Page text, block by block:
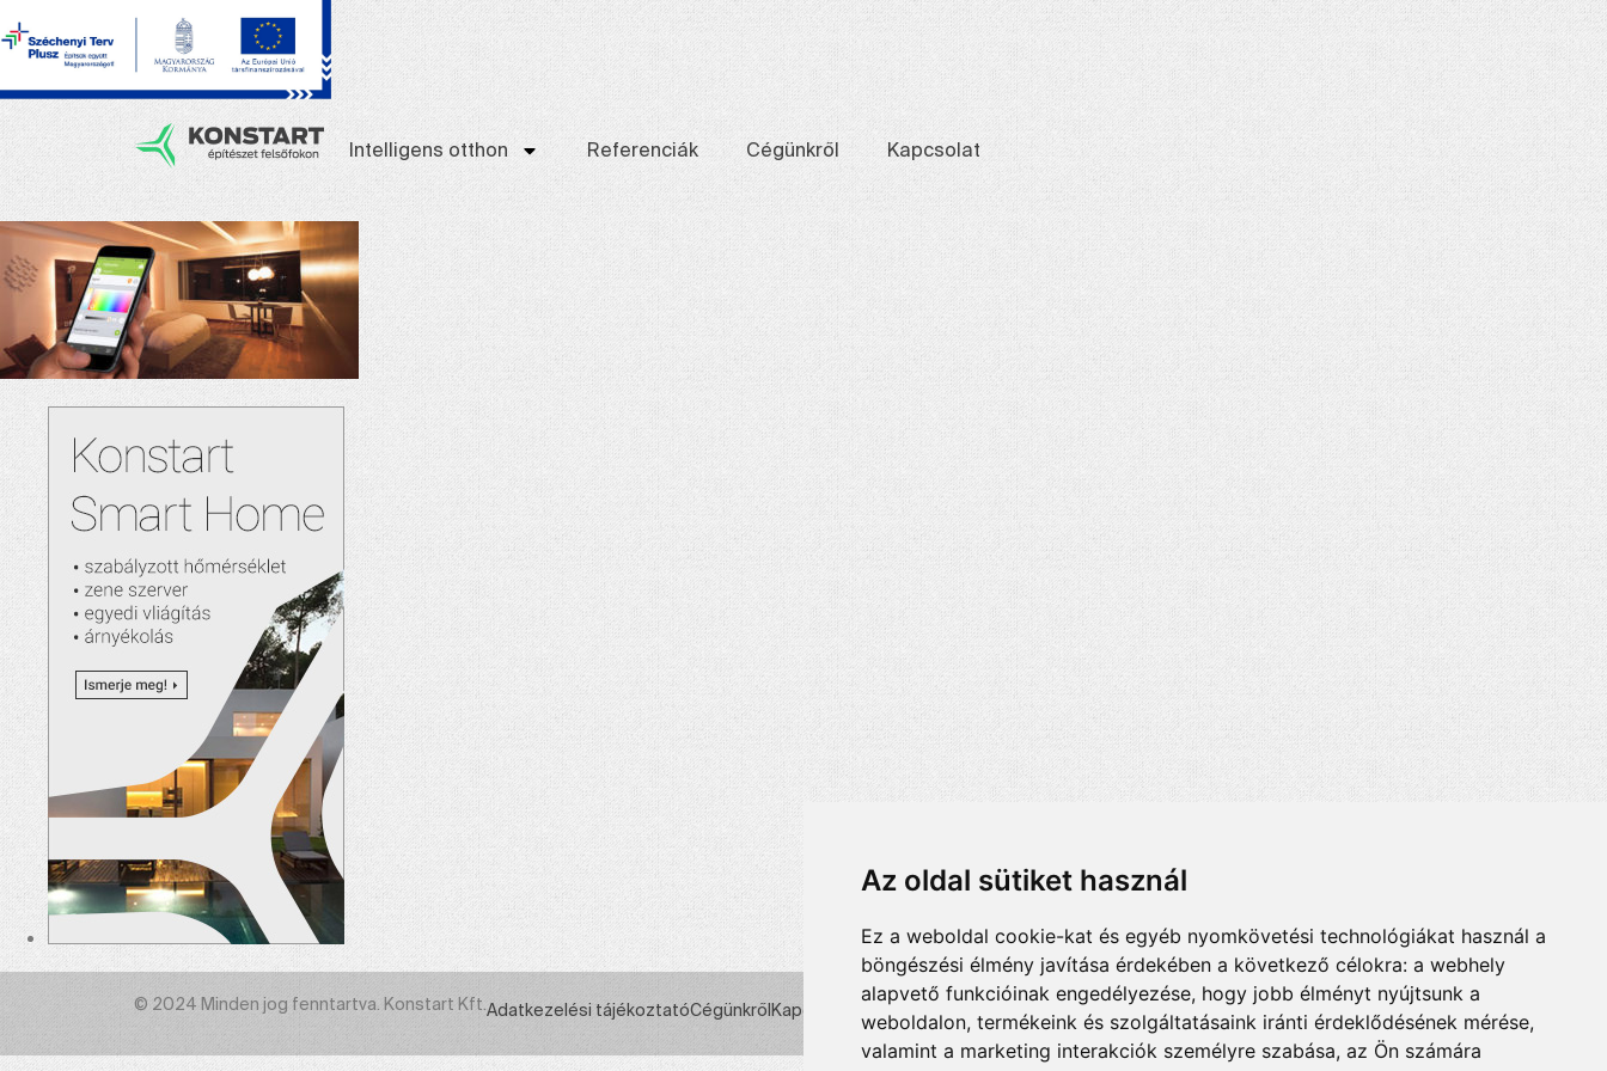
Az oldal sütiket használ
Ez a weboldal cookie-kat és egyéb nyomkövetési technológiákat használ a
böngészési élmény javítása érdekében a következő célokra: a webhely
alapvető funkcióinak engedélyezése, hogy jobb élményt nyújtsunk a
weboldalon, termékeink és szolgáltatásaink iránti érdeklődésének mérése,
valamint a marketing interakciók személyre szabása, az Ön számára
Intelligens otthon Referenciák Cégünkről Kapcsolat
© 2024 Minden jog fenntartva. Konstart Kft.Adatkezelési tájékoztatóCégünkrőlKapcsolat